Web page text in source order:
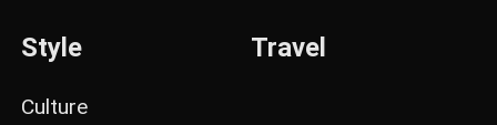
Style
Culture
Travel